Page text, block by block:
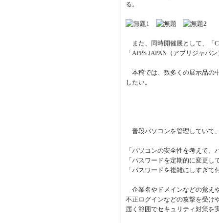
る。
また、同時開催展として、「
「APPS JAPAN（アプリジャパ
本稿では、数多くの展示品の
したい。
普段パソコンを管理していて
「パソコンの安全性を考えて
「パスワードを定期的に変更
「パスワードを複雑にしすぎ
企業名やドメインなどの覚え
不正ログインなどの攻撃を受け
届く範囲でセキュリティ対策を